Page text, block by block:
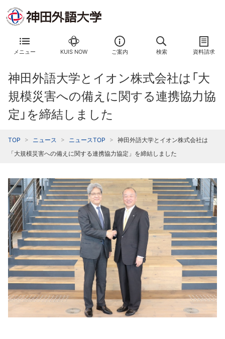
メニュー KUIS NOW ご案内 検索 資料請求
神田外語大学とイオン株式会社は「大
規模災害への備えに関する連携協力協
定」を締結しました
TOP ニュース ニュースTOP
神田外語大学とイオン株式会社は
「大規模災害への備えに関する連携協力協定」を締結しました